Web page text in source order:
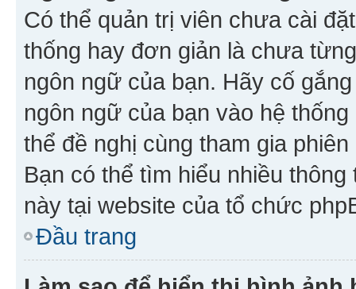
Có thể quản trị viên chưa cài
thống hay đơn giản là chưa
ngôn ngữ của bạn. Hãy cố
ngôn ngữ của bạn vào hệ
thể đề nghị cùng tham gia
Bạn có thể tìm hiểu nhiều
này tại website của tổ chức
Đầu trang